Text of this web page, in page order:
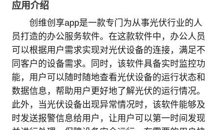
应用介绍
创维创享app是一款专门为从事光伏行业的人
员打造的办公服务软件。在这款软件中，办公人员
可以根据用户需求实现对光伏设备的连接，满足不
同客户的设备需求。同时，该软件具备实时监控功
能，用户可以随时随地查看光伏设备的运行状态和
数据信息，帮助用户更好地了解光伏的运行情况。
此外，当光伏设备出现异常情况时，该软件能够及
时发送报警信息给用户，让用户可以第一时间发现